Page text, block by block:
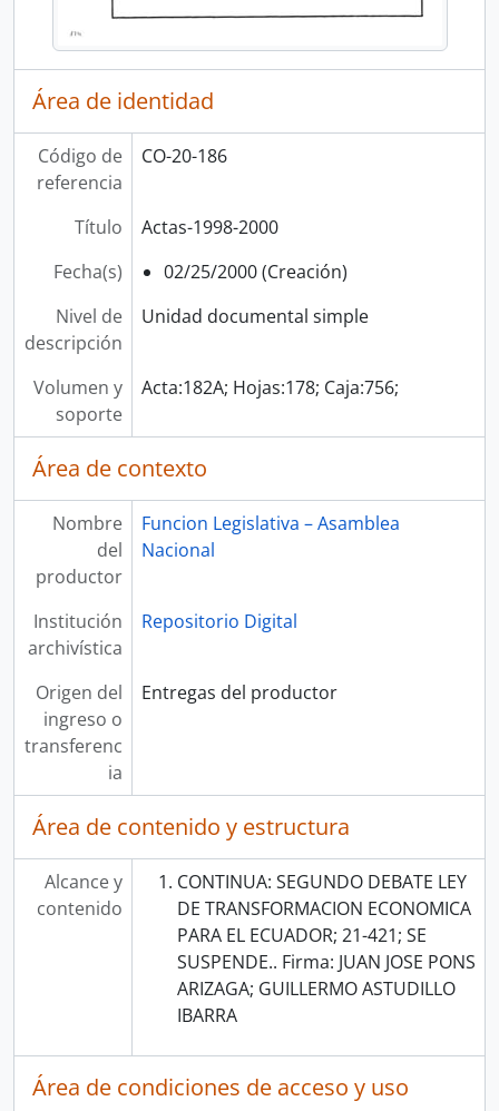
Área de identidad
Código de
referencia
CO-20-186
Título
Actas-1998-2000
Fecha(s)
02/25/2000 (Creación)
Nivel de
descripción
Unidad documental simple
Volumen y
soporte
Acta:182A; Hojas:178; Caja:756;
Área de contexto
Nombre
del
productor
Funcion Legislativa – Asamblea
Nacional
Institución
archivística
Repositorio Digital
Origen del
ingreso o
transferenc
ia
Entregas del productor
Área de contenido y estructura
Alcance y
contenido
CONTINUA: SEGUNDO DEBATE LEY
DE TRANSFORMACION ECONOMICA
PARA EL ECUADOR; 21-421; SE
SUSPENDE.. Firma: JUAN JOSE PONS
ARIZAGA; GUILLERMO ASTUDILLO
IBARRA
Área de condiciones de acceso y uso